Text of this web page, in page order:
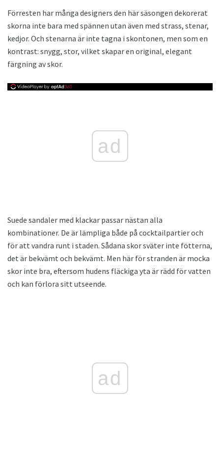
Förresten har många designers den här säsongen dekorerat
skorna inte bara med spännen utan även med strass, stenar,
kedjor. Och stenarna är inte tagna i skontonen, men som en
kontrast: snygg, stor, vilket skapar en original, elegant
färgning av skor.
ad
Suede sandaler med klackar passar nästan alla
kombinationer. De är lämpliga både på cocktailpartier och
för att vandra runt i staden. Sådana skor sväter inte fötterna,
det är bekvämt och bekvämt. Men här för stranden är mocka
skor inte bra, eftersom hudens fläckiga yta är rädd för vatten
och kan förlora sitt utseende.
ad